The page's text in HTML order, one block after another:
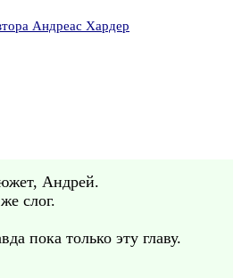
Андреас Хардер
Андрей.
слог.
пока только эту главу.